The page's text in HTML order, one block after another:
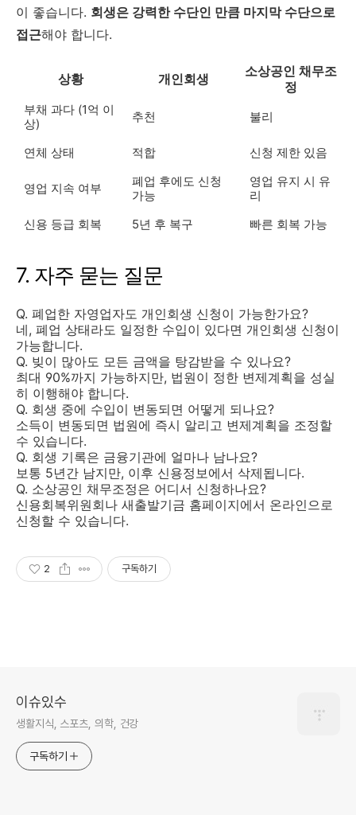
이 좋습니다. 회생은 강력한 수단인 만큼 마지막 수단으로
접근해야 합니다.
상황 개인회생
소상공인 채무조
정
부채 과다 (1억 이
상)
추천 불리
연체 상태 적합 신청 제한 있음
영업 지속 여부
폐업 후에도 신청
가능
영업 유지 시 유
리
신용 등급 회복
5년 후 복구 빠른 회복 가능
7. 자주 묻는 질문
Q. 폐업한 자영업자도 개인회생 신청이 가능한가요?
네, 폐업 상태라도 일정한 수입이 있다면 개인회생 신청이
가능합니다.
Q. 빚이 많아도 모든 금액을 탕감받을 수 있나요?
최대 90%까지 가능하지만, 법원이 정한 변제계획을 성실
히 이행해야 합니다.
Q. 회생 중에 수입이 변동되면 어떻게 되나요?
소득이 변동되면 법원에 즉시 알리고 변제계획을 조정할
수 있습니다.
Q. 회생 기록은 금융기관에 얼마나 남나요?
보통 5년간 남지만, 이후 신용정보에서 삭제됩니다.
Q. 소상공인 채무조정은 어디서 신청하나요?
신용회복위원회나 새출발기금 홈페이지에서 온라인으로
신청할 수 있습니다.
2 구독하기
이슈있수
생활지식, 스포츠, 의학, 건강
구독하기